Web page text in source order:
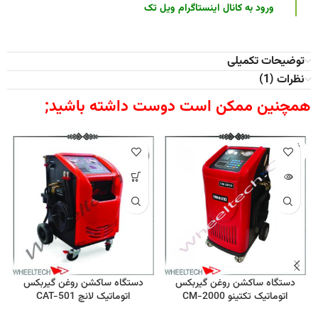
ورود به کانال اینستاگرام ویل تک
توضیحات تکمیلی
نظرات (1)
همچنین ممکن است دوست داشته باشید;
فروخته
شده
دستگاه ساکشن روغن گیربکس
اتوماتیک تکتینو CM-2000
دستگاه ساکشن روغن گیربکس
اتوماتیک لانچ CAT-501